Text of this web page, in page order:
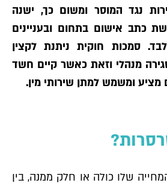
נגד המוסר ומשום כך, ישנה
כתב אישום בתחום ובעניינים
סמכות חוקית ניתנת לקצין
מנהלי וזאת כאשר קיים חשד
ומשמש למתן שירותי מין.
שלו כולה או חלק ממנה, בין